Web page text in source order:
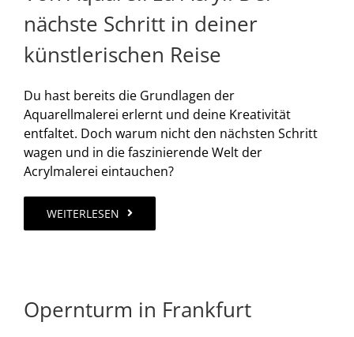
nächste Schritt in deiner
künstlerischen Reise
Du hast bereits die Grundlagen der
Aquarellmalerei erlernt und deine Kreativität
entfaltet. Doch warum nicht den nächsten Schritt
wagen und in die faszinierende Welt der
Acrylmalerei eintauchen?
WEITERLESEN
Opernturm in Frankfurt